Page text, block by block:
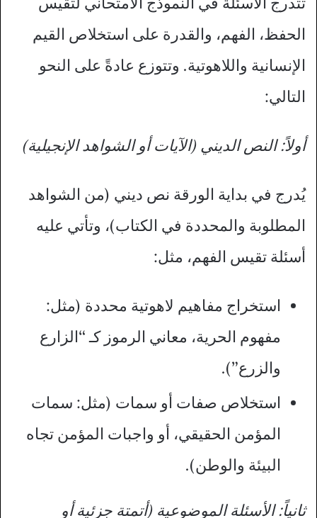
الحفظ، الفهم، والقدرة على استخلاص القيم
الإنسانية واللاهوتية. وتتوزع عادةً على النحو
التالي:
أولاً: النص الديني (الآيات أو الشواهد الإنجيلية)
يُدرج في بداية الورقة نص ديني (من الشواهد
المطلوبة والمحددة في الكتاب)، وتأتي عليه
أسئلة تقيس الفهم، مثل:
استخراج مفاهيم لاهوتية محددة (مثل:
مفهوم الحرية، معاني الرموز كـ “الزارع
والزرع”).
استخلاص صفات أو سمات (مثل: سمات
المؤمن الحقيقي، أو واجبات المؤمن تجاه
البيئة والوطن).
ثانياً: الأسئلة الموضوعية (أتمتة جزئية أو